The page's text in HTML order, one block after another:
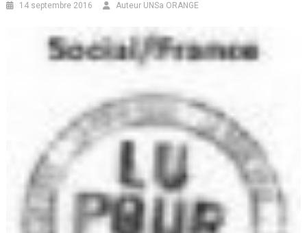
14 septembre 2016 Auteur UNSa ORANGE